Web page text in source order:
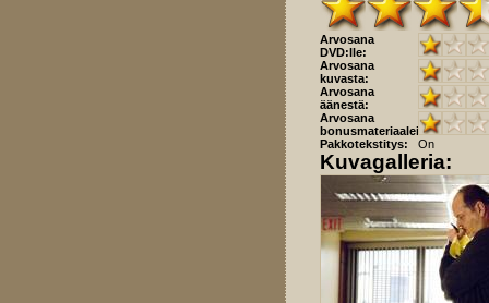
Arvosana
DVD:lle:
Arvosana
kuvasta:
Arvosana
äänestä:
Arvosana
bonusmateriaaleista:
Pakkotekstitys:
On
Kuvagalleria: